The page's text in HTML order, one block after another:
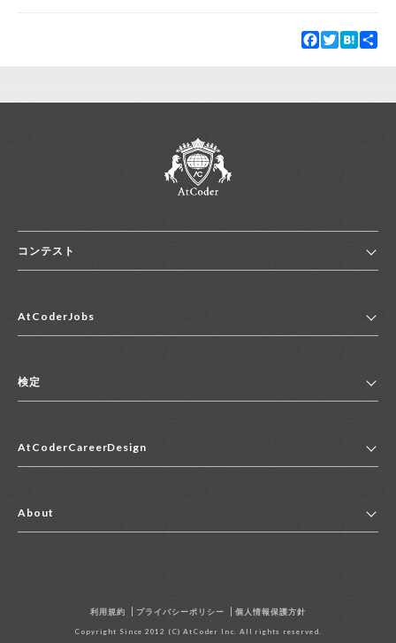
Facebook
TwitterHatena
コンテスト
コンテスト一覧
便利リンク集
AtCoderJobs
2027年新卒採用求人一覧
中途採用求人一覧
その他求人一覧
検定
マイページ
AtCoderCareerDesign
About
Copyright Since 2012 (C) AtCoder Inc. All rights reserved.
利用規約 プライバシーポリシー 個人情報保護方針